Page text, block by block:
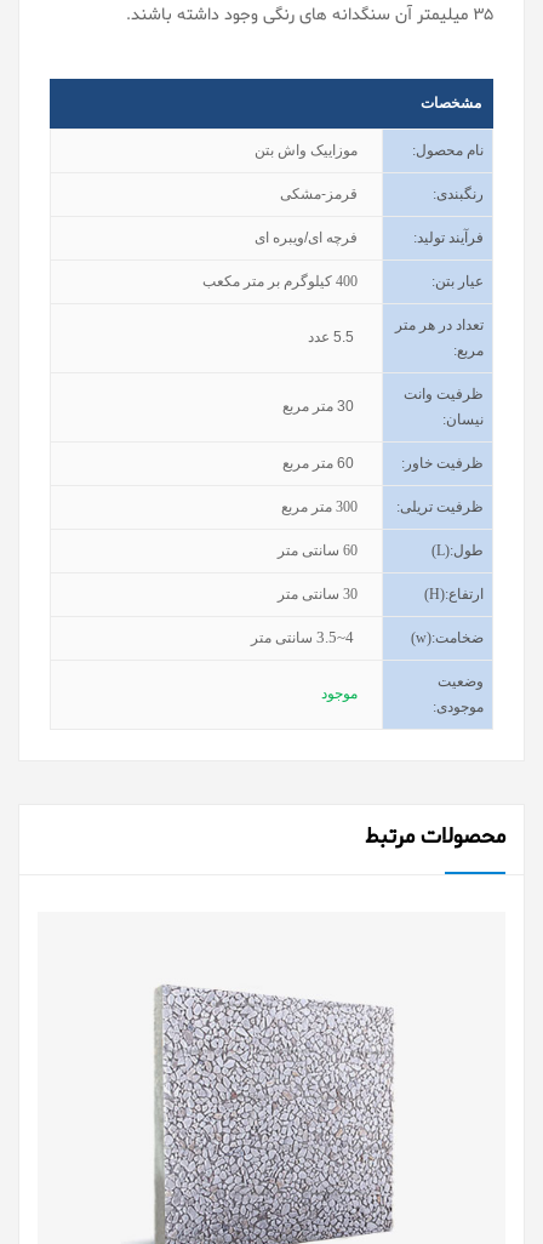
35 میلیمتر آن سنگدانه های رنگی وجود داشته باشند.
مشخصات
نام محصول: موزاییک واش بتن
رنگبندی: قرمز-مشکی
فرآیند تولید: فرچه ای/ویبره ای
عیار بتن:
400 کیلوگرم بر متر مکعب
تعداد در هر متر
مربع:
5.5 عدد
ظرفیت وانت
نیسان:
30 متر مربع
ظرفیت خاور :
60 متر مربع
ظرفیت تریلی:
300 متر مربع
طول(L):
60 سانتی متر
ارتفاع(H):
30 سانتی متر
ضخامت(w):
3.5~4 سانتی متر
وضعیت
موجودی:
موجود
محصولات مرتبط